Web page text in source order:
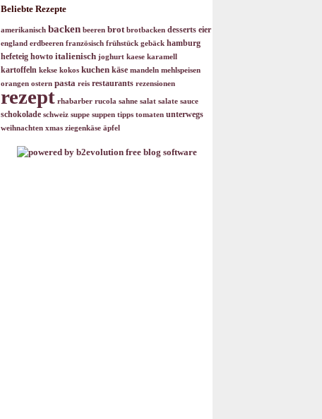
Beliebte Rezepte
amerikanisch backen beeren brot brotbacken desserts eier
england erdbeeren französisch frühstück gebäck hamburg
hefeteig howto italienisch joghurt kaese karamell
kartoffeln kekse kokos kuchen käse mandeln mehlspeisen
orangen ostern pasta reis restaurants rezensionen
rezept rhabarber rucola sahne salat salate sauce
schokolade schweiz suppe suppen tipps tomaten unterwegs
weihnachten xmas ziegenkäse äpfel